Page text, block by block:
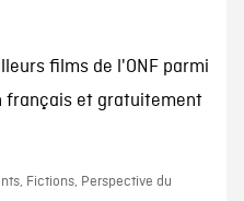
films de l'ONF parmi
français et gratuitement
Fictions, Perspective du